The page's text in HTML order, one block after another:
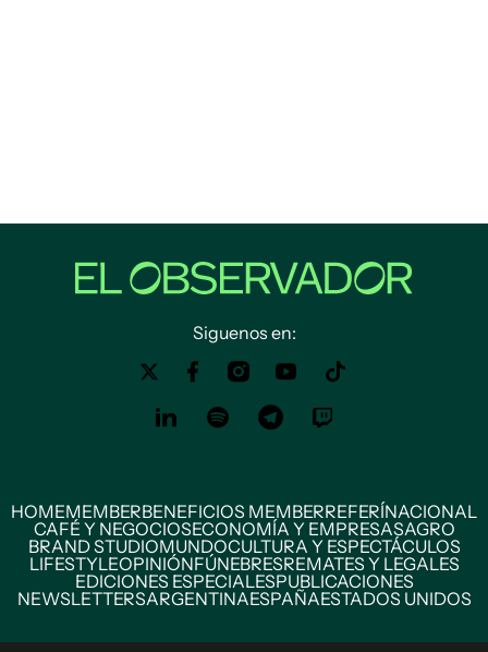
Siguenos en:
HOMEMEMBERBENEFICIOS MEMBERREFERÍNACIONAL
CAFÉ Y NEGOCIOSECONOMÍA Y EMPRESASAGRO
BRAND STUDIOMUNDOCULTURA Y ESPECTÁCULOS
LIFESTYLEOPINIÓNFÚNEBRESREMATES Y LEGALES
EDICIONES ESPECIALESPUBLICACIONES
NEWSLETTERSARGENTINAESPAÑAESTADOS UNIDOS